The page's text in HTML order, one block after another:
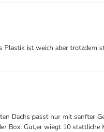
ist weich aber trotzdem
Dachs passt nur mit sanfter
Box. Gut,er wiegt 10 stattliche